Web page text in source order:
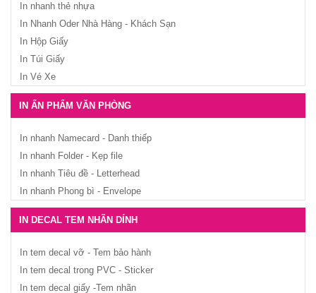
In nhanh thẻ nhựa
In Nhanh Oder Nhà Hàng - Khách Sạn
In Hộp Giấy
In Túi Giấy
In Vé Xe
IN ẤN PHẨM VĂN PHÒNG
In nhanh Namecard - Danh thiếp
In nhanh Folder - Kẹp file
In nhanh Tiêu đề - Letterhead
In nhanh Phong bì - Envelope
IN DECAL TEM NHÃN DÍNH
In tem decal vỡ - Tem bảo hành
In tem decal trong PVC - Sticker
In tem decal giấy -Tem nhãn